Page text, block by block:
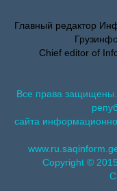
Главный редактор
Chief editor of
Все права защищены.
сайта
Copyright ©